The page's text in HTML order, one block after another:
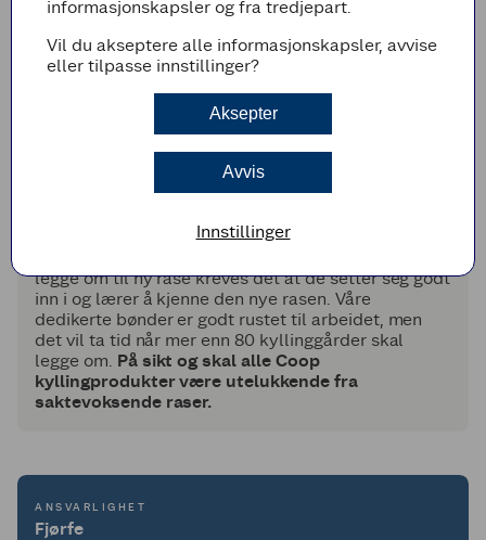
Fra uke 38 2025 har enda flere av våre Coop
kyllingprodukter kommet fra saktevoksende rase.
Ingen kyllingraser er like. Valg av hybrid vil påvirke
kapasiteten i eksisterende hus og det må også
legge om til ny rase kreves det at de setter seg godt
inn i og lærer å kjenne den nye rasen. Våre
dedikerte bønder er godt rustet til arbeidet, men
det vil ta tid når mer enn 80 kyllinggårder skal
legge om. På sikt og skal alle Coop
kyllingprodukter være utelukkende fra
saktevoksende raser.
ANSVARLIGHET
Fjørfe
informasjonskapsler og fra tredjepart.
Vil du akseptere alle informasjonskapsler, avvise
eller tilpasse innstillinger?
Aksepter
Avvis
Innstillinger